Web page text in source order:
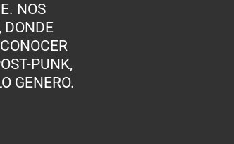
NOS
DONDE
PUNK,
GENERO.